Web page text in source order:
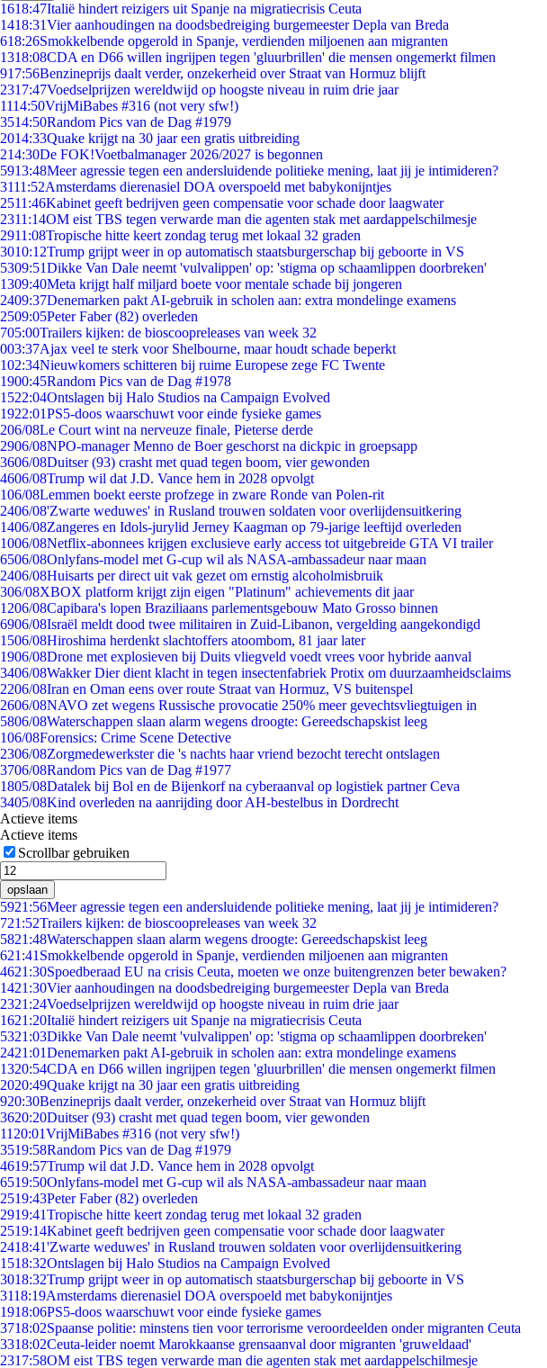
1618:47Italië hindert reizigers uit Spanje na migratiecrisis Ceuta
1418:31Vier aanhoudingen na doodsbedreiging burgemeester Depla van Breda
618:26Smokkelbende opgerold in Spanje, verdienden miljoenen aan migranten
1318:08CDA en D66 willen ingrijpen tegen 'gluurbrillen' die mensen ongemerkt filmen
917:56Benzineprijs daalt verder, onzekerheid over Straat van Hormuz blijft
2317:47Voedselprijzen wereldwijd op hoogste niveau in ruim drie jaar
1114:50VrijMiBabes #316 (not very sfw!)
3514:50Random Pics van de Dag #1979
2014:33Quake krijgt na 30 jaar een gratis uitbreiding
214:30De FOK!Voetbalmanager 2026/2027 is begonnen
5913:48Meer agressie tegen een andersluidende politieke mening, laat jij je intimideren?
3111:52Amsterdams dierenasiel DOA overspoeld met babykonijntjes
2511:46Kabinet geeft bedrijven geen compensatie voor schade door laagwater
2311:14OM eist TBS tegen verwarde man die agenten stak met aardappelschilmesje
2911:08Tropische hitte keert zondag terug met lokaal 32 graden
3010:12Trump grijpt weer in op automatisch staatsburgerschap bij geboorte in VS
5309:51Dikke Van Dale neemt 'vulvalippen' op: 'stigma op schaamlippen doorbreken'
1309:40Meta krijgt half miljard boete voor mentale schade bij jongeren
2409:37Denemarken pakt AI-gebruik in scholen aan: extra mondelinge examens
2509:05Peter Faber (82) overleden
705:00Trailers kijken: de bioscoopreleases van week 32
003:37Ajax veel te sterk voor Shelbourne, maar houdt schade beperkt
102:34Nieuwkomers schitteren bij ruime Europese zege FC Twente
1900:45Random Pics van de Dag #1978
1522:04Ontslagen bij Halo Studios na Campaign Evolved
1922:01PS5-doos waarschuwt voor einde fysieke games
206/08Le Court wint na nerveuze finale, Pieterse derde
2906/08NPO-manager Menno de Boer geschorst na dickpic in groepsapp
3606/08Duitser (93) crasht met quad tegen boom, vier gewonden
4606/08Trump wil dat J.D. Vance hem in 2028 opvolgt
106/08Lemmen boekt eerste profzege in zware Ronde van Polen-rit
2406/08'Zwarte weduwes' in Rusland trouwen soldaten voor overlijdensuitkering
1406/08Zangeres en Idols-jurylid Jerney Kaagman op 79-jarige leeftijd overleden
1006/08Netflix-abonnees krijgen exclusieve early access tot uitgebreide GTA VI trailer
6506/08Onlyfans-model met G-cup wil als NASA-ambassadeur naar maan
2406/08Huisarts per direct uit vak gezet om ernstig alcoholmisbruik
306/08XBOX platform krijgt zijn eigen "Platinum" achievements dit jaar
1206/08Capibara's lopen Braziliaans parlementsgebouw Mato Grosso binnen
6906/08Israël meldt dood twee militairen in Zuid-Libanon, vergelding aangekondigd
1506/08Hiroshima herdenkt slachtoffers atoombom, 81 jaar later
1906/08Drone met explosieven bij Duits vliegveld voedt vrees voor hybride aanval
3406/08Wakker Dier dient klacht in tegen insectenfabriek Protix om duurzaamheidsclaims
2206/08Iran en Oman eens over route Straat van Hormuz, VS buitenspel
2606/08NAVO zet wegens Russische provocatie 250% meer gevechtsvliegtuigen in
5806/08Waterschappen slaan alarm wegens droogte: Gereedschapskist leeg
106/08Forensics: Crime Scene Detective
2306/08Zorgmedewerkster die 's nachts haar vriend bezocht terecht ontslagen
3706/08Random Pics van de Dag #1977
1805/08Datalek bij Bol en de Bijenkorf na cyberaanval op logistiek partner Ceva
3405/08Kind overleden na aanrijding door AH-bestelbus in Dordrecht
Actieve items
Actieve items
Scrollbar gebruiken
opslaan
5921:56Meer agressie tegen een andersluidende politieke mening, laat jij je intimideren?
721:52Trailers kijken: de bioscoopreleases van week 32
5821:48Waterschappen slaan alarm wegens droogte: Gereedschapskist leeg
621:41 Smokkelbende opgerold in Spanje, verdienden miljoenen aan migranten
4621:30Spoedberaad EU na crisis Ceuta, moeten we onze buitengrenzen beter bewaken?
1421:30Vier aanhoudingen na doodsbedreiging burgemeester Depla van Breda
2321:24Voedselprijzen wereldwijd op hoogste niveau in ruim drie jaar
1621:20Italië hindert reizigers uit Spanje na migratiecrisis Ceuta
5321:03Dikke Van Dale neemt 'vulvalippen' op: 'stigma op schaamlippen doorbreken'
2421:01Denemarken pakt AI-gebruik in scholen aan: extra mondelinge examens
1320:54CDA en D66 willen ingrijpen tegen 'gluurbrillen' die mensen ongemerkt filmen
2020:49Quake krijgt na 30 jaar een gratis uitbreiding
920:30Benzineprijs daalt verder, onzekerheid over Straat van Hormuz blijft
3620:20Duitser (93) crasht met quad tegen boom, vier gewonden
11 20:01VrijMiBabes #316 (not very sfw!)
3519:58Random Pics van de Dag #1979
4619:57Trump wil dat J.D. Vance hem in 2028 opvolgt
6519:50Onlyfans-model met G-cup wil als NASA-ambassadeur naar maan
2519:43Peter Faber (82) overleden
2919:41Tropische hitte keert zondag terug met lokaal 32 graden
2519:14Kabinet geeft bedrijven geen compensatie voor schade door laagwater
2418:41'Zwarte weduwes' in Rusland trouwen soldaten voor overlijdensuitkering
1518:32Ontslagen bij Halo Studios na Campaign Evolved
3018:32Trump grijpt weer in op automatisch staatsburgerschap bij geboorte in VS
3118:19Amsterdams dierenasiel DOA overspoeld met babykonijntjes
1918:06PS5-doos waarschuwt voor einde fysieke games
3718:02Spaanse politie: minstens tien voor terrorisme veroordeelden onder migranten Ceuta
3318:02Ceuta-leider noemt Marokkaanse grensaanval door migranten 'gruweldaad'
2317:58OM eist TBS tegen verwarde man die agenten stak met aardappelschilmesje